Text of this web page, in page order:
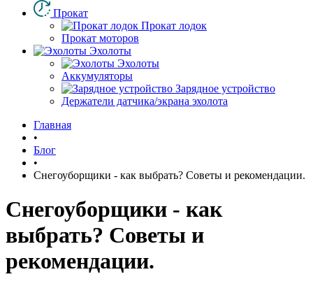
Прокат
Прокат лодок
Прокат моторов
Эхолоты
Эхолоты
Аккумуляторы
Зарядное устройство
Держатели датчика/экрана эхолота
Главная
•
Блог
•
Снегоуборщики - как выбрать? Советы и рекомендации.
Снегоуборщики - как
выбрать? Советы и
рекомендации.